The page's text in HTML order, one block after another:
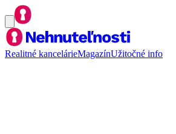
Realitné kancelárieMagazínUžitočné info